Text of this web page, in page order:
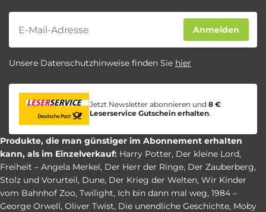
Newsletter
Anmelden
Unsere Datenschutzhinweise finden Sie hier
Jetzt Newsletter abonnieren und 8 €
Leserservice Gutschein erhalten.
Produkte, die man günstiger im Abonnement erhalten
kann, als im Einzelverkauf: Harry Potter, Der kleine Lord,
Freiheit – Angela Merkel, Der Herr der Ringe, Der Zauberberg,
Stolz und Vorurteil, Dune, Der Krieg der Welten, Wir Kinder
vom Bahnhof Zoo, Twilight, Ich bin dann mal weg, 1984 –
George Orwell, Oliver Twist, Die unendliche Geschichte, Moby